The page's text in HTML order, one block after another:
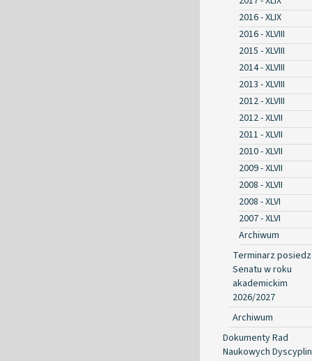
2016 - XLIX
2016 - XLVIII
2015 - XLVIII
2014 - XLVIII
2013 - XLVIII
2012 - XLVIII
2012 - XLVII
2011 - XLVII
2010 - XLVII
2009 - XLVII
2008 - XLVII
2008 - XLVI
2007 - XLVI
Archiwum
Terminarz
Senatu w roku
akademickim
2026/2027
Archiwum
Dokumenty Rad
Naukowych Dyscyplin